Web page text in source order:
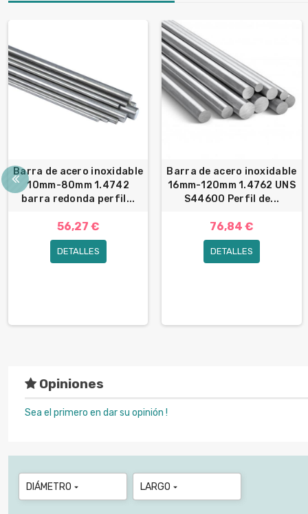
Barra de acero inoxidable
10mm-80mm 1.4742
barra redonda perfil...
56,27 €
DETALLES
Barra de acero inoxidable
16mm-120mm 1.4762 UNS
S44600 Perfil de...
76,84 €
DETALLES
Opiniones
Sea el primero en dar su opinión !
DIÁMETRO  LARGO 